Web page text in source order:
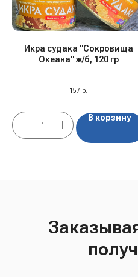
Икра судака "Сокровища
Океана" ж/б, 120 гр
157 р.
В корзину